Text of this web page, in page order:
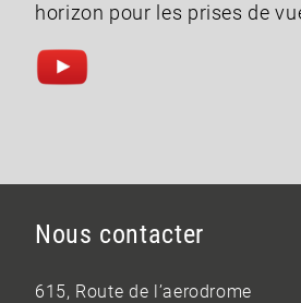
horizon pour les prises de
Nous contacter
615, Route de l’aerodrome